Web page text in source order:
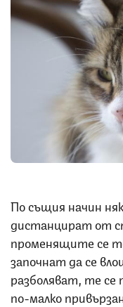
По същия начин
дистанцират от
променящите се
започнат да се
разболяват, те
по-малко